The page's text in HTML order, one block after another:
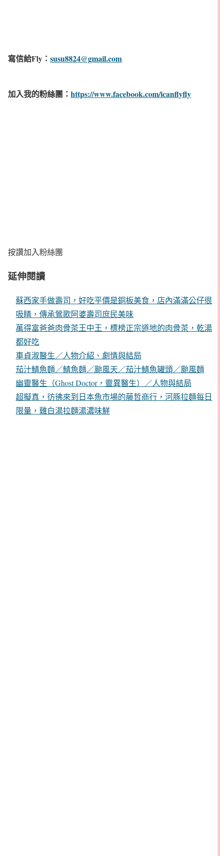
寫信給Fly： susu8824@gmail.com
加入我的粉絲團： https://www.facebook.com/icanflyfly
按讚加入粉絲團
延伸閱讀
蘇西家手做壽司，好吃平價是銅板美食，店內滿滿公仔很
吸睛，傳承鶯歌阿婆壽司庶民美味
萬得富爸爸肉骨茶王中王，標榜正宗道地的肉骨茶，乾湯
都好吃
車貞淑醫生／人物介紹、劇情與結局
茄汁鯖魚麵／鯖魚麵／颱風天／茄汁鯖魚罐頭／颱風麵
幽靈醫生（Ghost Doctor，靈異醫生）／人物與結局
超擬真，彷彿來到日本魚市場的藤哲商行，河豚拉麵每日
限量，雞白湯拉麵湯濃味鮮